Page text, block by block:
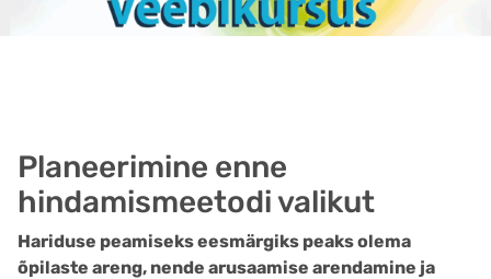
Planeerimine enne
hindamismeetodi valikut
Hariduse peamiseks eesmärgiks peaks olema
õpilaste areng, nende arusaamise arendamine ja